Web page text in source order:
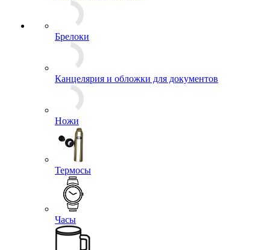
Брелоки
Канцелярия и обложки для документов
Ножи
Термосы
Часы